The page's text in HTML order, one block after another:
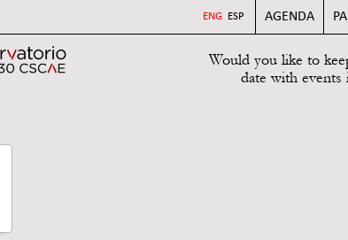
AGENDA
Would you like to
date with events
ENG ESP